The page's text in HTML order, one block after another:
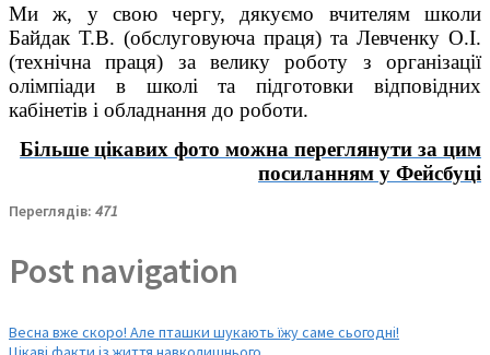
Ми ж, у свою чергу, дякуємо вчителям школи
Байдак Т.В. (обслуговуюча праця) та Левченку О.І.
(технічна праця) за велику роботу з організації
олімпіади в школі та підготовки відповідних
кабінетів і обладнання до роботи.
Більше цікавих фото можна переглянути за цим
посиланням у Фейсбуці
Переглядів: 471
Post navigation
Весна вже скоро! Але пташки шукають їжу саме сьогодні!